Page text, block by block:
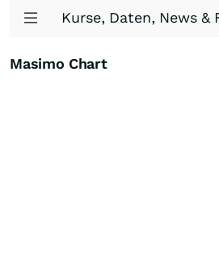
Kurse, Daten, News &
Masimo Chart